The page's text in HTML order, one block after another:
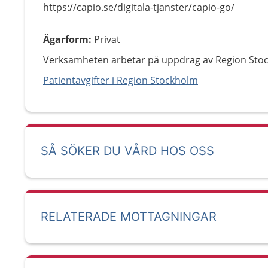
https://capio.se/digitala-tjanster/capio-go/
Ägarform: Privat
Verksamheten arbetar på uppdrag av Region
Patientavgifter i Region Stockholm
SÅ SÖKER DU VÅRD HOS OSS
RELATERADE MOTTAGNINGAR